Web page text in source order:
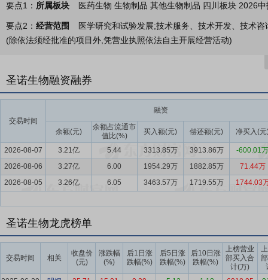
要点1： 所属板块 医药生物 生物制品 其他生物制品 四川板块 2026
要点2： 经营范围
医学研究和试验发展;技术服务、技术开发、技术
(除依法须经批准的项目外,凭营业执照依法自主开展经营活动)
发或注册申报，服务过程中的相关知识产权归客户所有。公司按照技
要点4：公司自主研发、销售的多肽原料药和制剂产品
截至本报告披
原料药生产批件或激活备案，其中恩夫韦肽、卡贝缩宫素为国内首仿
国DMF备案，其中11个品种处于激活状态，可被制剂生产企业引用
批鼓励仿制药品目录建议清单》。
要点5：多肽类产品定制生产服务
多肽类产品定制生产服务包括为客
客户提供新药研发筛选阶段所需多肽化合物、对照品的定制生产，以
要点6：多肽药物生产技术转让服务
公司多肽药物生产技术转让服务
经向国家药品审批部门提交药品注册申请的多肽仿制药品种（包括原
可、对外许可和其他使用的权利、所有权和利益。受让方通常会与公
相关产品的生产并收取相应的加工费用，相关产品销售及市场开拓由受
要点7： 多肽药物行业
从国内市场来看，多肽药物市场呈现加速增
人民币上升至2024年的602.00亿元人民币，年复合增速2.30%。近
圣诺生物融资融券
交易时间
融资
余额(元)
余额占流通市
值比(%)
买入额(元) 偿还额(元) 净买入(元
2026-08-07 3.21亿 5.44 3313.85万 3913.86万
-600.01万
2026-08-06
3.27亿 6.00 1954.29万 1882.85万
71.44万
2026-08-05
3.26亿 6.05 3463.57万 1719.55万 1744.03
圣诺生物龙虎榜单
交易时间 相关
收盘价
(元)
涨跌幅
(%)
后1日涨
跌幅(%)
后5日涨
跌幅(%)
后10日涨
跌幅(%)
上榜营业
部买入合
计(万)